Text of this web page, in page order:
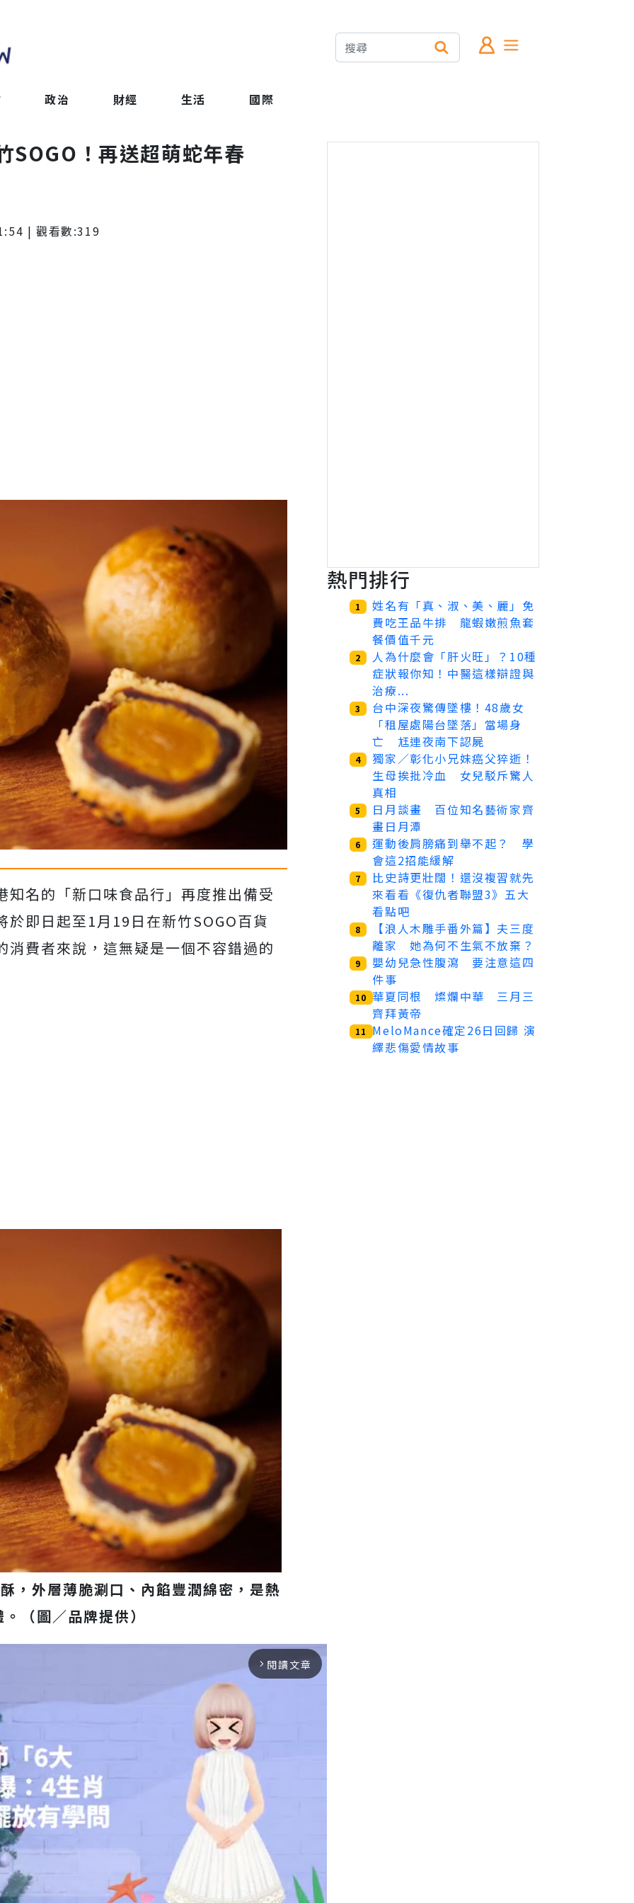
政治 財經 生活 國際
SOGO！再送超萌蛇年春
| 觀看數:319
名的「新口味食品行」再度推出備受
即日起至1月19日在新竹SOGO百貨
費者來說，這無疑是一個不容錯過的
，外層薄脆涮口、內餡豐潤綿密，是熱
（圖／品牌提供）
arrow_forward_ios 閱讀文章
熱門排行
1
姓名有「真、淑、美、麗」免
費吃王品牛排 龍蝦嫩煎魚套
餐價值千元
2
人為什麼會「肝火旺」？10種
症狀報你知！中醫這樣辯證與
治療...
3
台中深夜驚傳墜樓！48歲女
「租屋處陽台墜落」當場身
亡 尪連夜南下認屍
4
獨家／彰化小兄妹癌父猝逝！
生母挨批冷血 女兒駁斥驚人
真相
5
日月談畫 百位知名藝術家齊
畫日月潭
6
運動後肩膀痛到舉不起？ 學
會這2招能緩解
7
比史詩更壯闊！還沒複習就先
來看看《復仇者聯盟3》五大
看點吧
8
【浪人木雕手番外篇】夫三度
離家 她為何不生氣不放棄？
9
嬰幼兒急性腹瀉 要注意這四
件事
10 華夏同根 燦爛中華 三月三
齊拜黃帝
11
MeloMance確定26日回歸 演
繹悲傷愛情故事